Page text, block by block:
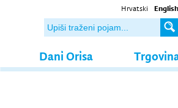
Hrvatski English
Dani Orisa